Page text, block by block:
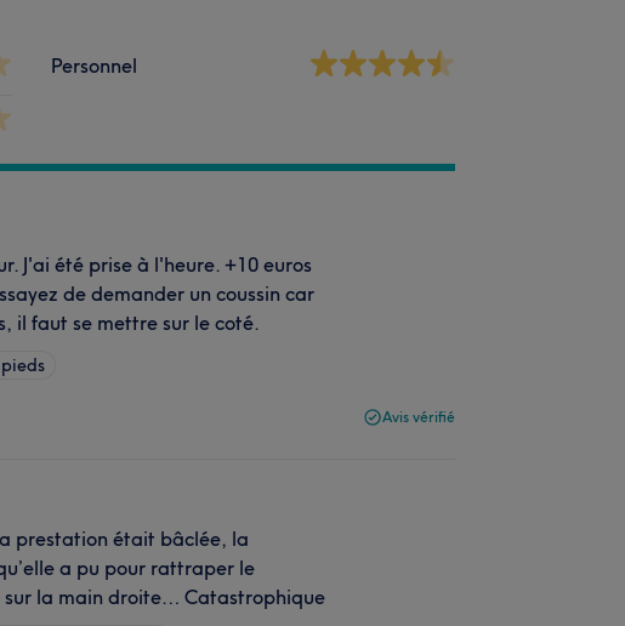
Personnel
J'ai été prise à l'heure. +10 euros
de demander un coussin car
il faut se mettre sur le coté.
Avis vérifié
prestation était bâclée, la
a pu pour rattraper le
sur la main droite… Catastrophique